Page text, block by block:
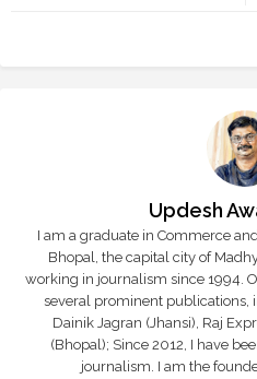
Updesh
I am a graduate in Commerce
Bhopal, the capital city of
working in journalism since 1994.
several prominent publications,
Dainik Jagran (Jhansi), Raj
(Bhopal); Since 2012, I have
journalism. I am the